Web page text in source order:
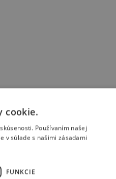
cookie.
Používaním našej
v súlade s našimi zásadami
FUNKCIE